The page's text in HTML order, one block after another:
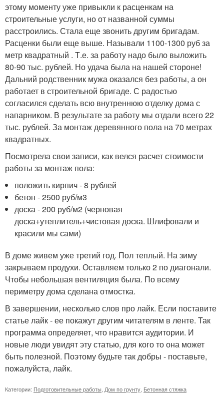
этому моменту уже привыкли к расценкам на
строительные услуги, но от названной суммы
расстроились. Стала еще звонить другим бригадам.
Расценки были еще выше. Называли 1100-1300 руб за
метр квадратный . Т.е. за работу надо было выложить
80-90 тыс. рублей. Но удача была на нашей стороне!
Дальний родственник мужа оказался без работы, а он
работает в строительной бригаде. С радостью
согласился сделать всю внутреннюю отделку дома с
напарником. В результате за работу мы отдали всего 22
тыс. рублей. За монтаж деревянного пола на 70 метрах
квадратных.
Посмотрела свои записи, как велся расчет стоимости
работы за монтаж пола:
положить кирпич - 8 рублей
бетон - 2500 руб/м3
доска - 200 руб/м2 (черновая
доска+утеплитель+чистовая доска. Шлифовали и
красили мы сами)
В доме живем уже третий год. Пол теплый. На зиму
закрываем продухи. Оставляем только 2 по диагонали.
Чтобы небольшая вентиляция была. По всему
периметру дома сделана отмостка.
В завершении, несколько слов про лайк. Если поставите
статье лайк - ее покажут другим читателям в ленте. Так
программа определяет, что нравится аудитории. И
новые люди увидят эту статью, для кого то она может
быть полезной. Поэтому будьте так добры - поставьте,
пожалуйста, лайк.
Категории: Подготовительные работы, Дом по грунту, Бетонная стяжка